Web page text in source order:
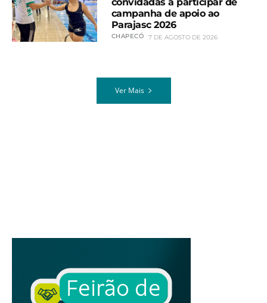
campanha de apoio ao
Parajasc 2026
CHAPECÓ 7 DE AGOSTO DE 2026
Ver Mais